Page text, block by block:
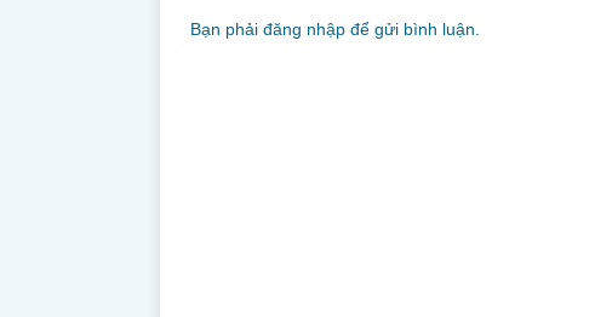
Bạn phải đăng nhập để gửi bình luận.